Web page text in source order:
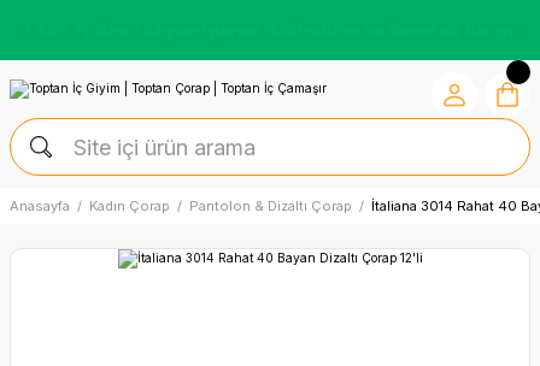
Anasayfa Kadın Çorap Pantolon & Dizaltı Çorap İtaliana 3014 Rahat 40